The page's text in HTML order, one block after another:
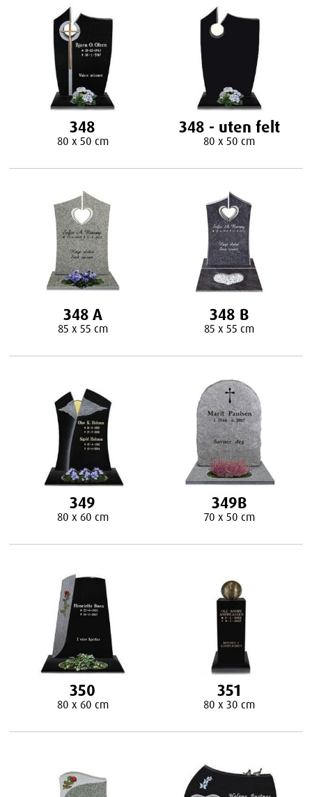
348
80 x 50 cm
348 - uten felt
80 x 50 cm
348 A
85 x 55 cm
348 B
85 x 55 cm
349
80 x 60 cm
349B
70 x 50 cm
350
80 x 60 cm
351
80 x 30 cm